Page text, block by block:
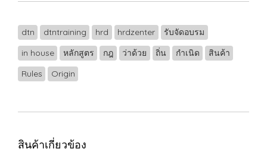
dtn dtntraining hrd hrdzenter
รับจัดอบรม
in house
หลักสูตร กฎ ว่าด้วย ถิ่น กำเนิด
สินค้า
Rules
Origin
สินค้าเกี่ยวข้อง